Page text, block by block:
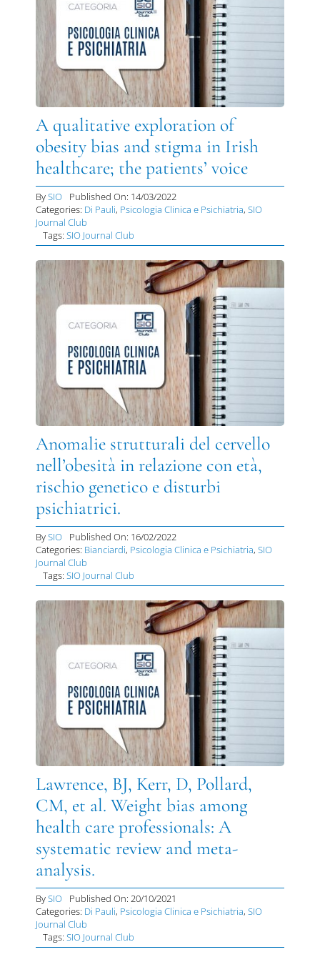
DIVULGAZIONE
RETE CENTRI
AREA SOCI
CONTATTI
A qualitative exploration of
obesity bias and stigma in Irish
healthcare; the patients’ voice
BySIO
Published On: 14/03/2022
Categories: Di Pauli, Psicologia Clinica e Psichiatria, SIO
Journal Club
Tags: SIO Journal Club
Anomalie strutturali del cervello
nell’obesità in relazione con età,
rischio genetico e disturbi
psichiatrici.
BySIO
Published On: 16/02/2022
Categories: Bianciardi, Psicologia Clinica e Psichiatria, SIO
Journal Club
Tags: SIO Journal Club
Lawrence, BJ, Kerr, D, Pollard,
CM, et al. Weight bias among
health care professionals: A
systematic review and meta-
analysis.
BySIO
Published On: 20/10/2021
Categories: Di Pauli, Psicologia Clinica e Psichiatria, SIO
Journal Club
Tags: SIO Journal Club